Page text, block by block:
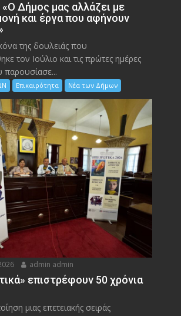
Δήμος μας αλλάζει με
και έργα που αφήνουν
της δουλειάς που
τον Ιούλιο και τις πρώτες ημέρες
Επικαιρότητα Νέα των Δήμων
admin admin
επιστρέφουν 50 χρόνια
μιας επετειακής σειράς